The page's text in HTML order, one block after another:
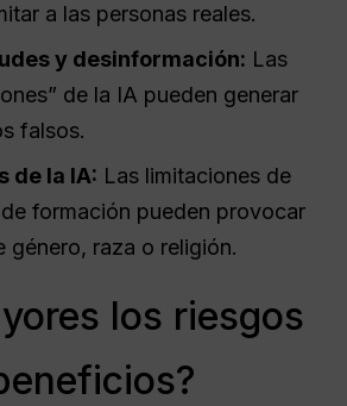
a las personas reales.
y desinformación: Las
de la IA pueden generar
falsos.
de la IA: Las limitaciones de
formación pueden provocar
género, raza o religión.
los riesgos